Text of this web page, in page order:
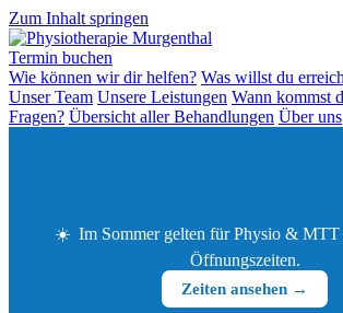
Zum Inhalt springen
Termin buchen
Wie können wir dir helfen? Was willst du
Unser Team Unsere Leistungen Wann kommst
Fragen? Übersicht aller Behandlungen Über uns
☀️ Im Sommer gelten für Physio & MTT
Öffnungszeiten.
Zeiten ansehen →